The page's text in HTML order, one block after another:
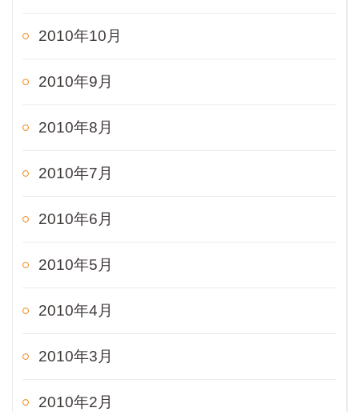
2010年10月
2010年9月
2010年8月
2010年7月
2010年6月
2010年5月
2010年4月
2010年3月
2010年2月